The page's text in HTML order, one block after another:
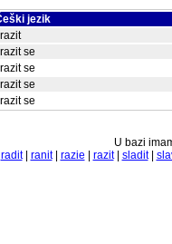
jezik
se
se
se
se
U bazi
radit| ranit| razie razit| sladit|